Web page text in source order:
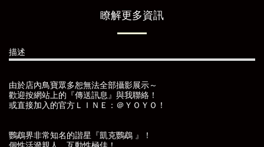
瞭解更多資訊
描述
由於店內鳥寶眾多恕無法全部攝影展示～
歡迎按網站上的『傳送訊息』與我聯絡！
或直接加入的官方ＬＩＮＥ：＠ＹＯＹＯ！
鸚鵡界非常知名的諧星『凱克鸚鵡 』！